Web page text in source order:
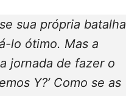
sua própria batalha
lo ótimo. Mas a
jornada de fazer o
Y?’ Como se as